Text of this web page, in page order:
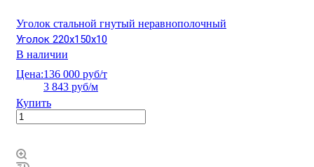
Уголок стальной гнутый неравнополочный
Уголок 220х150х10
В наличии
Цена:136 000 руб/т
3 843 руб/м
Купить